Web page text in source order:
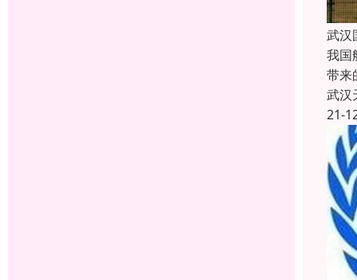
武汉
我国
带来
武汉
21-